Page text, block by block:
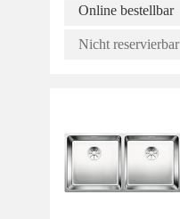
Online bestellbar
Nicht reservierbar